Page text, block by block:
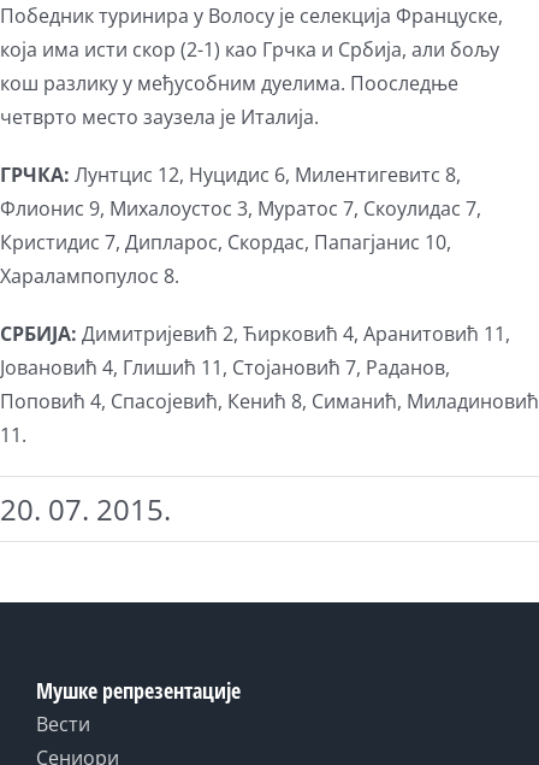
Победник туринира у Волосу је селекција Француске,
која има исти скор (2-1) као Грчка и Србија, али бољу
кош разлику у међусобним дуелима. Пооследње
четврто место заузела је Италија.
ГРЧКА: Лунтцис 12, Нуцидис 6, Милентигевитс 8,
Флионис 9, Михалоустос 3, Муратос 7, Скоулидас 7,
Кристидис 7, Дипларос, Скордас, Папагјанис 10,
Харалампопулос 8.
СРБИЈА: Димитријевић 2, Ћирковић 4, Аранитовић 11,
Јовановић 4, Глишић 11, Стојановић 7, Раданов,
Поповић 4, Спасојевић, Кенић 8, Симанић, Миладиновић
11.
20. 07. 2015.
Мушке репрезентације
Вести
Сениори